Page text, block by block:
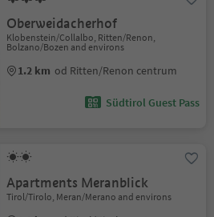
Oberweidacherhof
Klobenstein/Collalbo, Ritten/Renon,
Bolzano/Bozen and environs
1.2 km od Ritten/Renon centrum
Südtirol Guest Pass
Apartments Meranblick
Tirol/Tirolo, Meran/Merano and environs